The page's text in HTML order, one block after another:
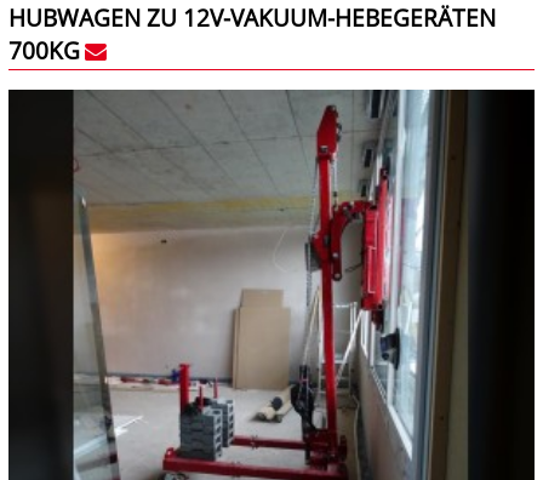
HUBWAGEN ZU 12V-VAKUUM-HEBEGERÄTEN
700KG